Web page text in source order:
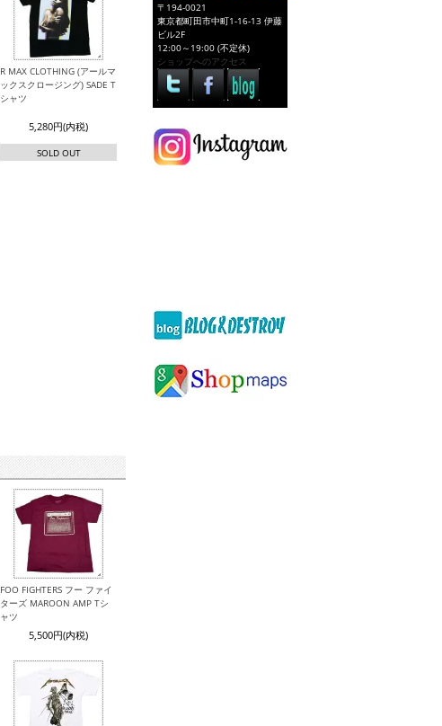
R MAX CLOTHING (アールマ
ックスクロージング) SADE T
シャツ
5,280円(内税)
SOLD OUT
FOO FIGHTERS フー ファイ
ターズ MAROON AMP Tシ
ャツ
5,500円(内税)
〒194-0021
東京都町田市中町1-16-13 伊藤
ビル2F
12:00～19:00 (不定休)
ショップへのアクセス